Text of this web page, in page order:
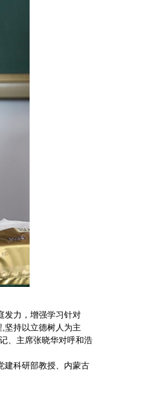
发力，增强学习针对
坚持以立德树人为主
、主席张晓华对呼和浩
建科研部教授、内蒙古